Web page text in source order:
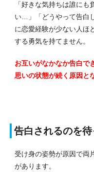
「好きな気持ちは誰に
い…」「どうやって告白
に恋愛経験が少ない人ほ
する勇気を持てません。
お互いがなかなか告白で
思いの状態が続く原因と
告白されるのを
受け身の姿勢が原因で両
があります。